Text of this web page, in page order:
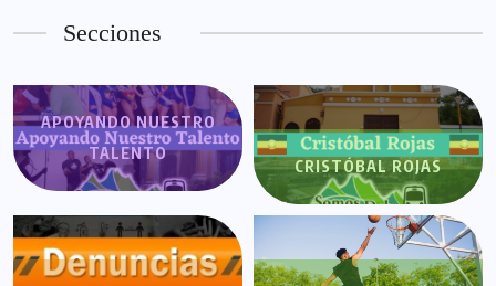
Secciones
APOYANDO NUESTRO
TALENTO
CRISTÓBAL ROJAS